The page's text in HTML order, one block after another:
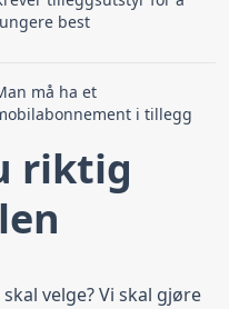
best
må ha et
i tillegg
riktig
velge? Vi skal gjøre